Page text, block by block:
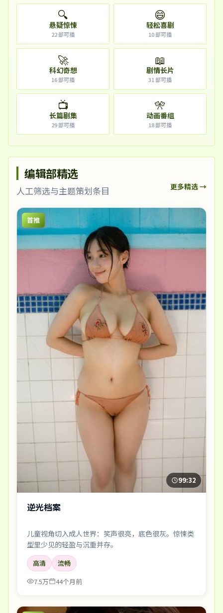
🔍
悬疑惊悚
22部可播
😄
轻松喜剧
10部可播
🚀
科幻奇想
16部可播
📖
剧情长片
31部可播
📺
长篇剧集
29部可播
🎌
动画番组
18部可播
编辑部精选
人工筛选与主题策划条目 更多精选 →
首推
99:32
逆光档案
儿童视角切入成人世界：笑声很亮，底色很灰。惊悚类
型里少见的轻盈与沉重并存。
高清
流畅
7.5万
44个月前